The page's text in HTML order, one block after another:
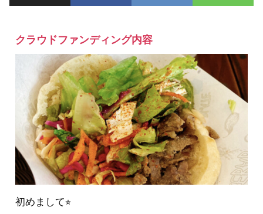
クラウドファンディング内容
初めまして⭐︎